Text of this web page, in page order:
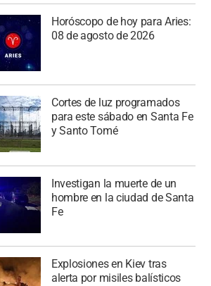
Horóscopo de hoy para Aries:
08 de agosto de 2026
Cortes de luz programados
para este sábado en Santa Fe
y Santo Tomé
Investigan la muerte de un
hombre en la ciudad de Santa
Fe
Explosiones en Kiev tras
alerta por misiles balísticos